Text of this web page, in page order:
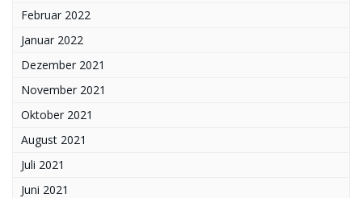
Februar 2022
Januar 2022
Dezember 2021
November 2021
Oktober 2021
August 2021
Juli 2021
Juni 2021